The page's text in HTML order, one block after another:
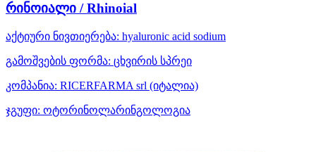
რინოიალი / Rhinoial
აქტიური ნივთიერება: hyaluronic acid sodium
გამოშვების ფორმა: ცხვირის სპრეი
კომპანია: RICERFARMA srl (იტალია)
ჯგუფი: ოტორინოლარინგოლოგია